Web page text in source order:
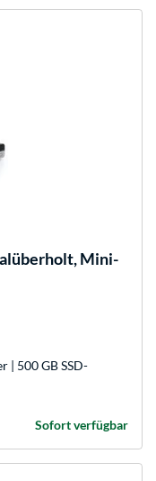
Mini-
| 500 GB SSD-
Sofort verfügbar